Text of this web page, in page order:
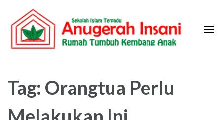
content
(Press
Tag: Orangtua Perlu